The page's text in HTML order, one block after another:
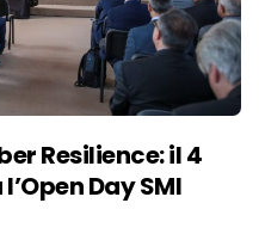
Resilience: il 4
Day SMI